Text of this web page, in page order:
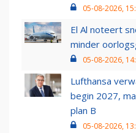
05-08-2026,
El Al noteert
minder
05-08-2026,
Lufthansa
begin 2027,
plan B
05-08-2026,